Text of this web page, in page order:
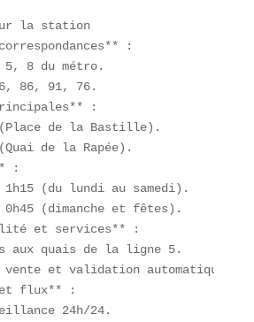
la station
:
5, 8 du métro.
86, 91, 76.
:
de la Bastille).
de la Rapée).
:
1h15 (du lundi au samedi).
0h45 (dimanche et fêtes).
et services** :
aux quais de la ligne 5.
vente et validation automatiques.
et flux** :
24h/24.